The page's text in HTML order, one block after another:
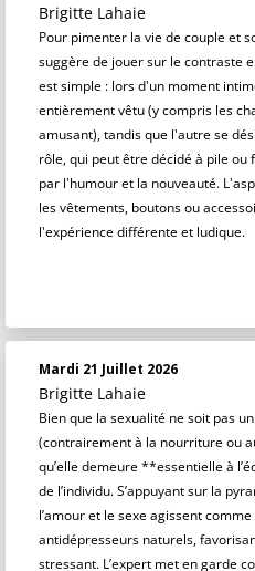
Brigitte Lahaie
Pour pimenter la vie de couple et
suggère de jouer sur le contraste
est simple : lors d'un moment
entièrement vêtu (y compris les
amusant), tandis que l'autre se
rôle, qui peut être décidé à pile
par l'humour et la nouveauté.
les vêtements, boutons ou
l'expérience différente et ludique.
Mardi 21 Juillet 2026
Brigitte Lahaie
Bien que la sexualité ne soit pas
(contrairement à la nourriture ou
qu’elle demeure **essentielle à
de l’individu. S’appuyant sur la
l’amour et le sexe agissent
antidépresseurs naturels,
stressant. L’expert met en garde